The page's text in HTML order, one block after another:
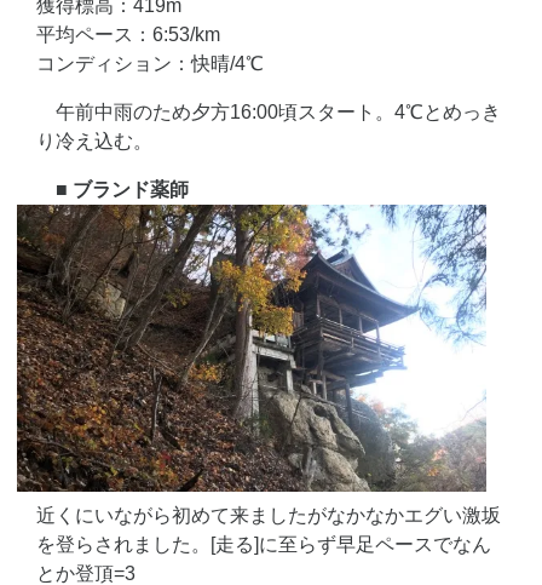
獲得標高：419m
平均ペース：6:53/km
コンディション：快晴/4℃
午前中雨のため夕方16:00頃スタート。4℃とめっき
り冷え込む。
■ ブランド薬師
近くにいながら初めて来ましたがなかなかエグい激坂
を登らされました。[走る]に至らず早足ペースでなん
とか登頂=3